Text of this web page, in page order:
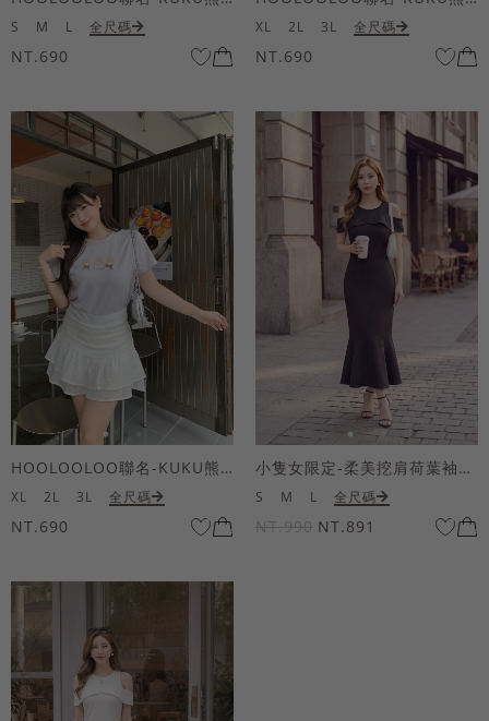
S M L 全尺碼
NT.690
XL 2L 3L 全尺碼
NT.690
HOOLOOLOO聯名-KUKU熊蝴蝶結短袖上衣
XL 2L 3L 全尺碼
NT.690
小隻女限定-柔美挖肩荷葉袖魚尾長洋裝
S M L 全尺碼
NT.990 NT.891